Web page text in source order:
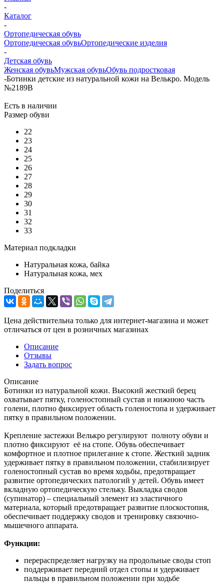
-
Каталог
-
Ортопедическая обувь
Ортопедическая обувьОртопедические изделия
-
Детская обувь
Женская обувьМужская обувьОбувь подростковая
-Ботинки детские из натуральной кожи на Велькро. Модель
№2189В
Есть в наличии
Размер обуви
22
23
24
25
26
27
28
29
30
31
32
33
Материал подкладки
Натуральная кожа, байка
Натуральная кожа, мех
Поделиться
Цена действительна только для интернет-магазина и может
отличаться от цен в розничных магазинах
Описание
Отзывы
Задать вопрос
Описание
Ботинки из натуральной кожи. Высокий жесткий берец
охватывает пятку, голеностопный сустав и нижнюю часть
голени, плотно фиксирует область голеностопа и удерживает
пятку в правильном положении.
Крепление застежки Велькро регулируют полноту обуви и
плотно фиксируют её на стопе. Обувь обеспечивает
комфортное и плотное прилегание к стопе. Жесткий задник
удерживает пятку в правильном положении, стабилизирует
голеностопный сустав во время ходьбы, предотвращает
развитие ортопедических патологий у детей. Обувь имеет
вкладную ортопедическую стельку. Выкладка сводов
(супинатор) – специальный элемент из эластичного
материала, который предотвращает развитие плоскостопия,
обеспечивает поддержку сводов и тренировку связочно-
мышечного аппарата.
Функции:
перераспределяет нагрузку на продольные своды стоп
поддерживает передний отдел стопы и удерживает
пальцы в правильном положении при ходьбе